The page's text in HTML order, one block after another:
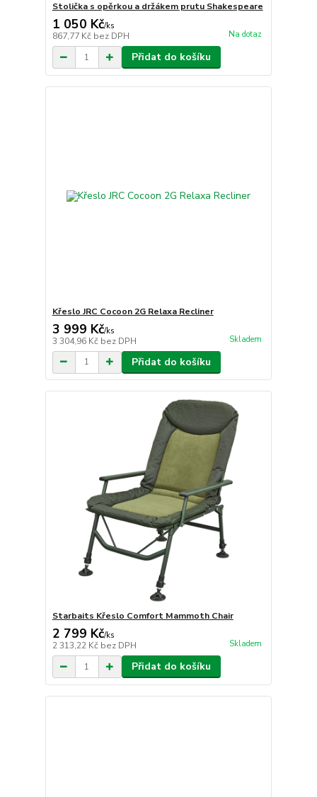
Stolička s opěrkou a držákem prutu Shakespeare
1 050 Kč/ks
867,77 Kč bez DPH Na dotaz
Přidat do košíku
Křeslo JRC Cocoon 2G Relaxa Recliner
3 999 Kč/ks
3 304,96 Kč bez DPH Skladem
Přidat do košíku
Starbaits Křeslo Comfort Mammoth Chair
2 799 Kč/ks
2 313,22 Kč bez DPH Skladem
Přidat do košíku